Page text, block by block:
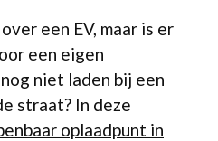
een EV, maar is er
een eigen
niet laden bij een
straat? In deze
oplaadpunt in